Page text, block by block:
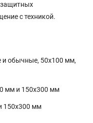
защитных
с техникой.
и обычные, 50x100 мм,
мм и 150x300 мм
150x300 мм